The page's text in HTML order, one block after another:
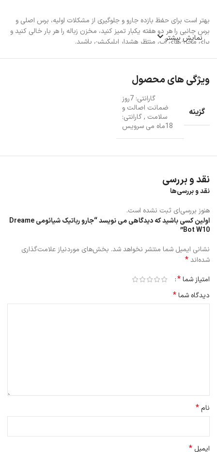
بهتر است برای حفظ بازده جارو و جلوگیری از مشکلات اولیه، برس اصلی و
برس جانبی را هر دو هفته یکبار تمیز کنید، مخزن زباله را هر بار خالی کنید و
برای مخزن‌های آب، منتظر هشدار اپلیکیشن باشید.
قابلیت مرزبندی، دیوارکشی نامرئی و ایجاد مناطق ممنوعه
مکش 4000 پاسکالی
Bot L10 Pro و Neabot NoMo Q11 با مکش 4000 پاسکالی پیشتاز در
است پس از قرارگیری روی فرش قدرت مکش خود را افزایش داده تا بین
و نقشه سفارشی، مانند مناطق ممنوعه و دیوار نامرئی راه خود را پیدا
نمایش بیشتر
ویژگی های محصول
گزینه
گارانتی: 7روز
ضمانت اصالت و
سلامت ,گارانتی:
18ماه می سرویس
نقد و بررسی
نقد و بررسی‌ها
هنوز بررسی‌ای ثبت نشده است.
اولین کسی باشید که دیدگاهی می نویسد “جارو رباتیک شیائومی Dreame
Bot W10”
نشانی ایمیل شما منتشر نخواهد شد. بخش‌های موردنیاز علامت‌گذاری
شده‌اند*
امتیاز شما*
دیدگاه شما*
نام*
ایمیل *